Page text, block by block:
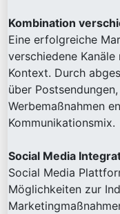
Kombination
Eine erfolgreiche
verschiedene
Kontext. Durch
über
Werbemaßnahmen
Kommunikationsmix.
Social Media
Social Media
Möglichkeiten zur